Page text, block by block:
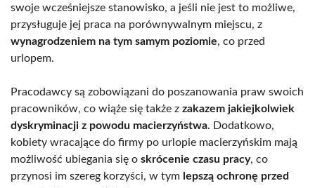
swoje wcześniejsze stanowisko, a jeśli nie jest to możliwe,
przysługuje jej praca na porównywalnym miejscu, z
wynagrodzeniem na tym samym poziomie, co przed
urlopem.
Pracodawcy są zobowiązani do poszanowania praw swoich
pracowników, co wiąże się także z zakazem jakiejkolwiek
dyskryminacji z powodu macierzyństwa. Dodatkowo,
kobiety wracające do firmy po urlopie macierzyńskim mają
możliwość ubiegania się o skrócenie czasu pracy, co
przynosi im szereg korzyści, w tym lepszą ochronę przed